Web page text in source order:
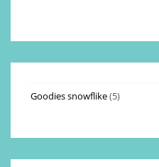
Goodies snowflike 5